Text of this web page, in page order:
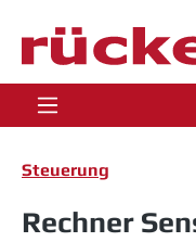
Zum Hauptinhalt
Steuerung
Rechner